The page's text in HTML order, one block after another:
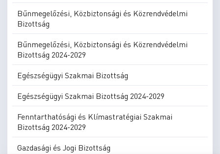
Bűnmegelőzési, Közbiztonsági és Közrendvédelmi
Bizottság
Bűnmegelőzési, Közbiztonsági és Közrendvédelmi
Bizottság 2024-2029
Egészségügyi Szakmai Bizottság
Egészségügyi Szakmai Bizottság 2024-2029
Fenntarthatósági és Klímastratégiai Szakmai
Bizottság 2024-2029
Gazdasági és Jogi Bizottság